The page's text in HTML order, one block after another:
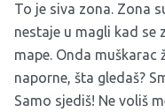
To je siva zona. Zona
nestaje u magli kad se
mape. Onda muškarac
naporne, šta gledaš?
Samo sjediš! Ne voliš